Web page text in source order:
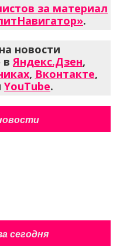
за материал
.
новости
вЯндекс.Дзен,
, Вконтакте,
YouTube.
сегодня